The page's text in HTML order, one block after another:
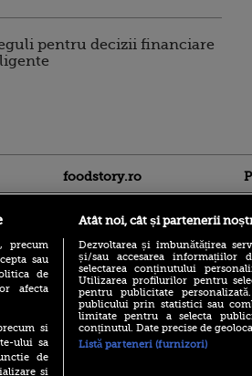
pentru decizii financiare
foodstory.ro
(P) Descoperă Lumea
Evenimentelor din România
cu Transilvania Events!
precum
sau
de
afecta
si
ului sa
de
si
Atât noi, cât și partenerii
Dezvoltarea și îmbunătățirea
și/sau accesarea
selectarea conținutului
Utilizarea profilurilor pentru
pentru publicitate
publicului prin statistici sau
limitate pentru a selecta
conținutul. Date precise de
Listă parteneri (furnizori)